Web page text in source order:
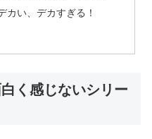
い、デカすぎる！
く感じないシリー